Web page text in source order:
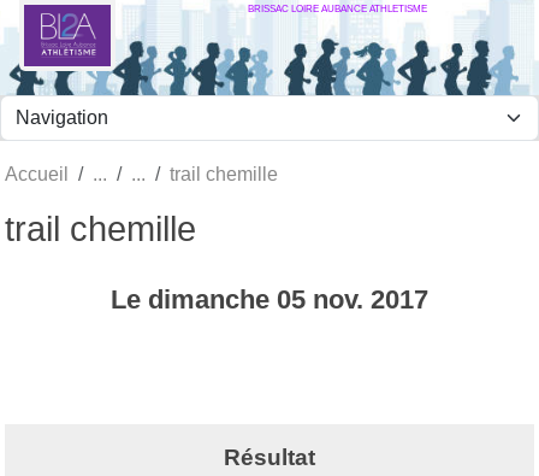
BRISSAC LOIRE AUBANCE ATHLETISME
Accueil trail chemille
trail chemille
Le dimanche 05 nov. 2017
Résultat
Panneau de gestion des cookies